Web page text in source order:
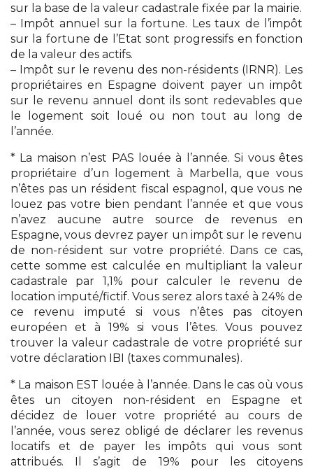
sur la base de la valeur cadastrale fixée par la mairie.
– Impôt annuel sur la fortune. Les taux de l’impôt
sur la fortune de l’Etat sont progressifs en fonction
de la valeur des actifs.
– Impôt sur le revenu des non-résidents (IRNR). Les
propriétaires en Espagne doivent payer un impôt
sur le revenu annuel dont ils sont redevables que
le logement soit loué ou non tout au long de
l’année.
* La maison n’est PAS louée à l’année. Si vous êtes
propriétaire d’un logement à Marbella, que vous
n’êtes pas un résident fiscal espagnol, que vous ne
louez pas votre bien pendant l’année et que vous
n’avez aucune autre source de revenus en
Espagne, vous devrez payer un impôt sur le revenu
de non-résident sur votre propriété. Dans ce cas,
cette somme est calculée en multipliant la valeur
cadastrale par 1,1% pour calculer le revenu de
location imputé/fictif. Vous serez alors taxé à 24% de
ce revenu imputé si vous n’êtes pas citoyen
européen et à 19% si vous l’êtes. Vous pouvez
trouver la valeur cadastrale de votre propriété sur
votre déclaration IBI (taxes communales).
* La maison EST louée à l’année. Dans le cas où vous
êtes un citoyen non-résident en Espagne et
décidez de louer votre propriété au cours de
l’année, vous serez obligé de déclarer les revenus
locatifs et de payer les impôts qui vous sont
attribués. Il s’agit de 19% pour les citoyens